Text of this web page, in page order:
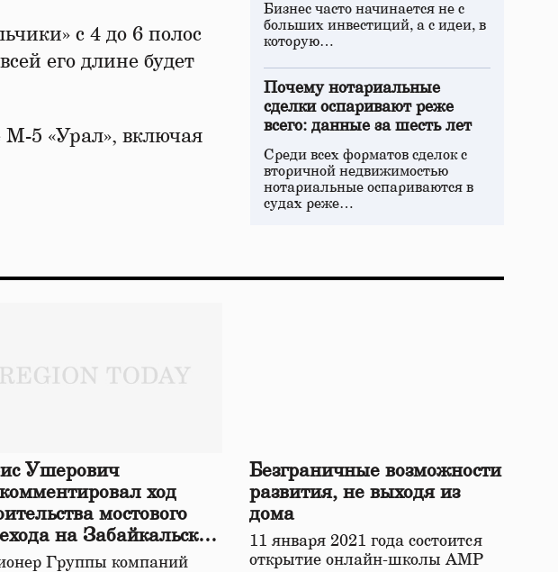
с 4 до 6 полос
его длине будет
М-5 «Урал», включая
Бизнес часто начинается не с
больших инвестиций, а с идеи, в
которую…
Почему нотариальные
сделки оспаривают реже
всего: данные за шесть лет
Среди всех форматов сделок с
вторичной недвижимостью
нотариальные оспариваются в
судах реже…
Ушерович
ход
мостового
на Забайкальской
дороге
Группы компаний
Безграничные возможности
развития, не выходя из
дома
11 января 2021 года состоится
открытие онлайн-школы АМР